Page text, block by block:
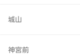
城山
神宮前